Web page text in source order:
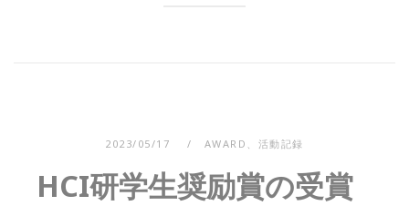
2023/05/17 AWARD 、 活動記録
HCI研学生奨励賞の受賞